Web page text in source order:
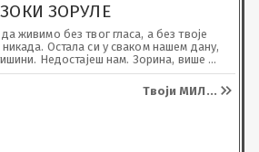
ЗОКИ ЗОРУЛЕ
живимо без твог гласа, а без твоје
Остала си у сваком нашем дану,
Недостајеш нам. Зорина, више
да кажемо, јер неки одласци не
Твоји МИЛ ...